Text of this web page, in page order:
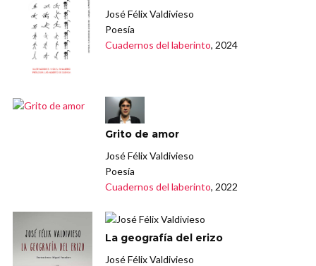
José Félix Valdivieso
Poesía
Cuadernos del laberinto, 2024
Grito de amor
José Félix Valdivieso
Poesía
Cuadernos del laberinto, 2022
La geografía del erizo
José Félix Valdivieso